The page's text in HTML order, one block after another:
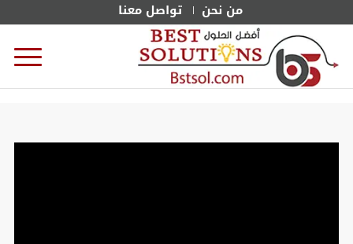
من نحن تواصل معنا